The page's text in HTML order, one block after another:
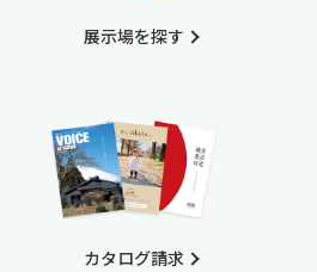
展示場を探す
カタログ請求